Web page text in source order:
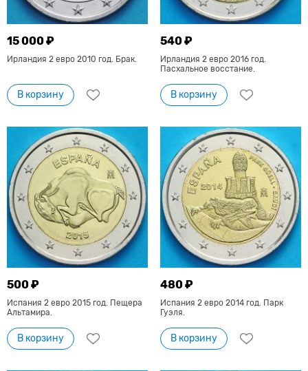
15 000 ₽
Ирландия 2 евро 2010 год. Брак.
В корзину
540 ₽
Ирландия 2 евро 2016 год.
Пасхальное восстание.
В корзину
500 ₽
Испания 2 евро 2015 год. Пещера
Альтамира.
В корзину
480 ₽
Испания 2 евро 2014 год. Парк
Гуэля.
В корзину